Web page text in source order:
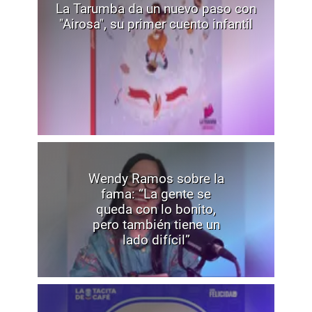
La Tarumba da un nuevo paso con
"Airosa", su primer cuento infantil
Wendy Ramos sobre la
fama: “La gente se
queda con lo bonito,
pero también tiene un
lado difícil”